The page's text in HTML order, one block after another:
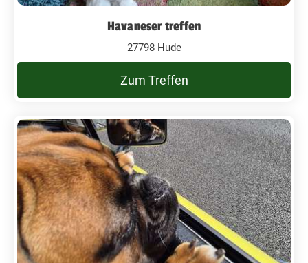
Havaneser treffen
27798 Hude
Zum Treffen